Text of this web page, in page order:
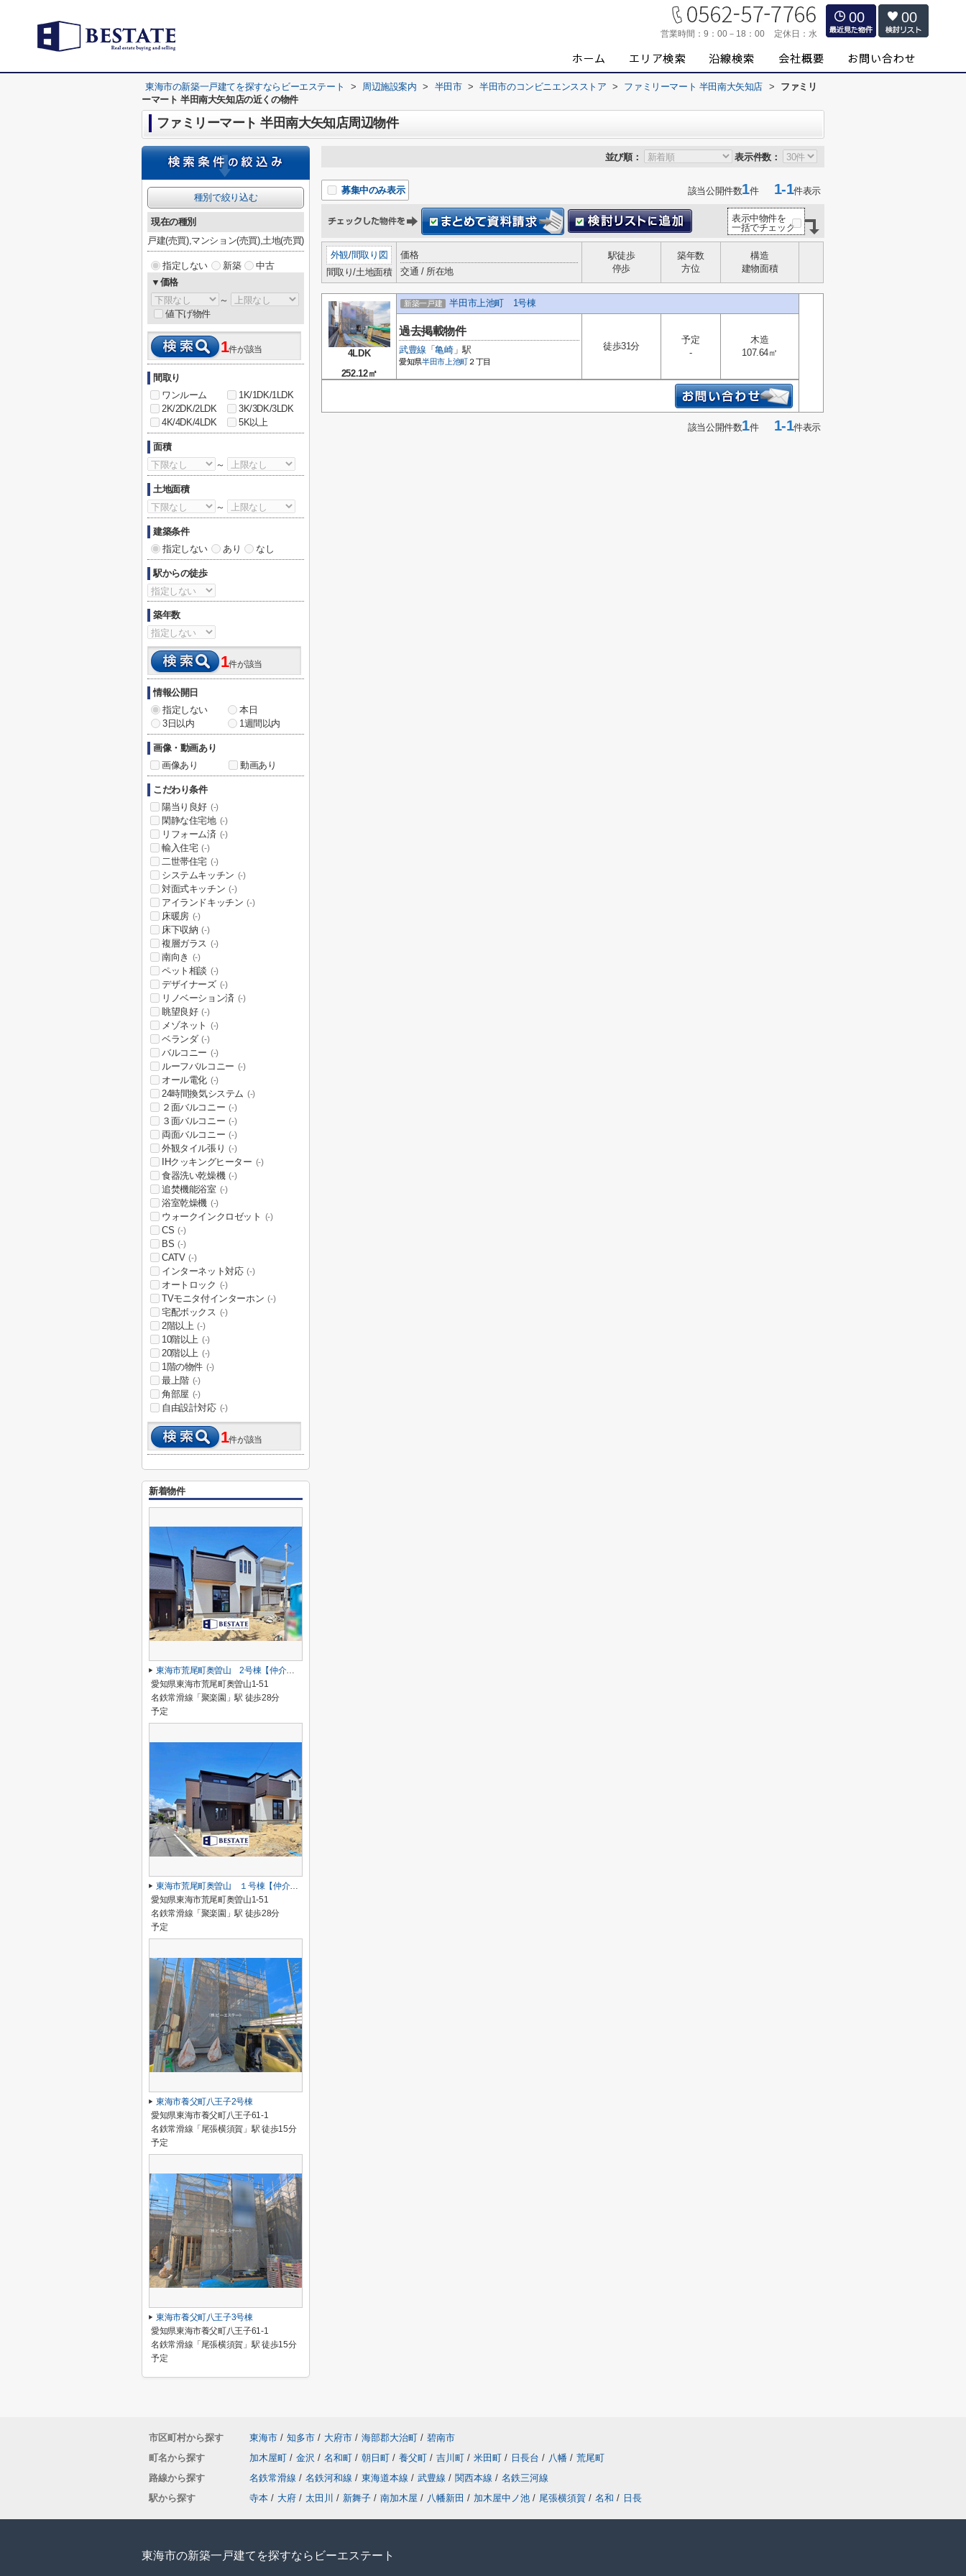
営業時間： 9：00－18：00 定休日： 水
00 00
東海市の新築一戸建てを探すならビーエステート > 周辺施設案内 > 半田市 > 半田市のコンビニエンスストア > ファミリーマート 半田南大矢知店 >
ファミリ
ーマート 半田南大矢知店の近くの物件
ファミリーマート 半田南大矢知店周辺物件
並び順： 表示件数：
募集中のみ表示 該当公開件数1件1-1件表示
表示中物件を
一括でチェック
外観/間取り図
間取り/土地面積
価格
交通 / 所在地
駅徒歩
停歩
築年数
方位
構造
建物面積
4LDK
252.12㎡
新築一戸建 半田市上池町 1号棟
過去掲載物件
武豊線 「亀崎」駅
愛知県半田市上池町 ２丁目
徒歩31分
予定
-
木造
107.64㎡
該当公開件数1件1-1件表示
種別で絞り込む
現在の種別
戸建(売買),マンション(売買),土地(売買)
指定しない 新築
中古
▼価格
～
値下げ物件
1件が該当
間取り
ワンルーム
1K/1DK/1LDK
2K/2DK/2LDK
3K/3DK/3LDK
4K/4DK/4LDK
5K以上
面積
～
土地面積
～
建築条件
指定しない
あり なし
駅からの徒歩
築年数
1件が該当
情報公開日
指定しない
本日
3日以内
1週間以内
画像・動画あり
画像あり
動画あり
こだわり条件
陽当り良好 (-)
閑静な住宅地 (-)
リフォーム済 (-)
輸入住宅 (-)
二世帯住宅 (-)
システムキッチン (-)
対面式キッチン (-)
アイランドキッチン (-)
床暖房 (-)
床下収納 (-)
複層ガラス (-)
南向き (-)
ペット相談 (-)
デザイナーズ (-)
リノベーション済 (-)
眺望良好 (-)
メゾネット (-)
ベランダ (-)
バルコニー (-)
ルーフバルコニー (-)
オール電化 (-)
24時間換気システム (-)
２面バルコニー (-)
３面バルコニー (-)
両面バルコニー (-)
外観タイル張り (-)
IHクッキングヒーター (-)
食器洗い乾燥機 (-)
追焚機能浴室 (-)
浴室乾燥機 (-)
ウォークインクロゼット (-)
CS (-)
BS (-)
CATV (-)
インターネット対応 (-)
オートロック (-)
TVモニタ付インターホン (-)
宅配ボックス (-)
2階以上 (-)
10階以上 (-)
20階以上 (-)
1階の物件 (-)
最上階 (-)
角部屋 (-)
自由設計対応 (-)
1件が該当
新着物件
東海市荒尾町奥曽山 2号棟【仲介手数料0円】
愛知県東海市荒尾町奥曽山1-51
名鉄常滑線「聚楽園」駅 徒歩28分
予定
東海市荒尾町奥曽山 １号棟【仲介手数料0円】
愛知県東海市荒尾町奥曽山1-51
名鉄常滑線「聚楽園」駅 徒歩28分
予定
東海市養父町八王子2号棟
愛知県東海市養父町八王子61-1
名鉄常滑線「尾張横須賀」駅 徒歩15分
予定
東海市養父町八王子3号棟
愛知県東海市養父町八王子61-1
名鉄常滑線「尾張横須賀」駅 徒歩15分
予定
市区町村から探す 東海市 / 知多市 / 大府市 / 海部郡大治町 / 碧南市
町名から探す
加木屋町 / 金沢 / 名和町 / 朝日町 / 養父町 / 吉川町 / 米田町 / 日長台 / 八幡 / 荒尾町
路線から探す
名鉄常滑線 / 名鉄河和線 / 東海道本線 / 武豊線 / 関西本線 / 名鉄三河線
駅から探す
寺本 / 大府 / 太田川 / 新舞子 / 南加木屋 / 八幡新田 / 加木屋中ノ池 / 尾張横須賀 / 名和 / 日長
東海市の新築一戸建てを探すならビーエステート